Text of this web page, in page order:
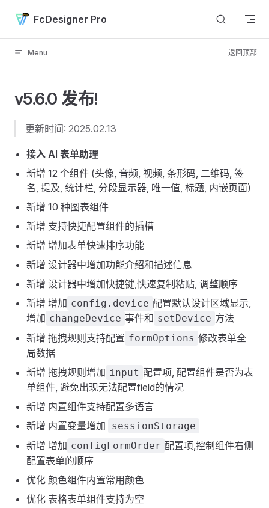
Skip to content
FcDesigner Pro
Menu 返回顶部
v5.6.0 发布!
更新时间: 2025.02.13
接入 AI 表单助理
新增 12 个组件 (头像, 音频, 视频, 条形码, 二维码, 签
名, 提及, 统计栏, 分段显示器, 唯一值, 标题, 内嵌页面)
新增 10 种图表组件
新增 支持快捷配置组件的插槽
新增 增加表单快速排序功能
新增 设计器中增加功能介绍和描述信息
新增 设计器中增加快捷键,快速复制粘贴, 调整顺序
新增 增加 config.device 配置默认设计区域显示,
增加 changeDevice 事件和 setDevice 方法
新增 拖拽规则支持配置 formOptions 修改表单全
局数据
新增 拖拽规则增加 input 配置项, 配置组件是否为表
单组件, 避免出现无法配置field的情况
新增 内置组件支持配置多语言
新增 内置变量增加
sessionStorage
新增 增加 configFormOrder 配置项,控制组件右侧
配置表单的顺序
优化 颜色组件内置常用颜色
优化 表格表单组件支持为空